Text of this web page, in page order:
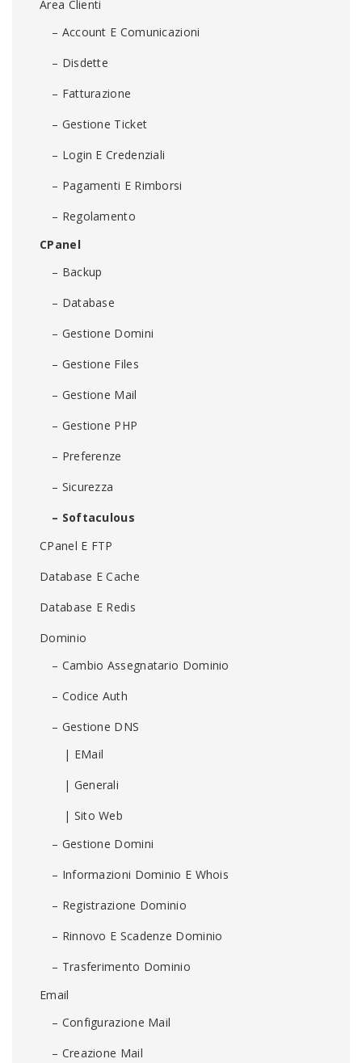
Area Clienti
– Account E Comunicazioni
– Disdette
– Fatturazione
– Gestione Ticket
– Login E Credenziali
– Pagamenti E Rimborsi
– Regolamento
CPanel
– Backup
– Database
– Gestione Domini
– Gestione Files
– Gestione Mail
– Gestione PHP
– Preferenze
– Sicurezza
– Softaculous
CPanel E FTP
Database E Cache
Database E Redis
Dominio
– Cambio Assegnatario Dominio
– Codice Auth
– Gestione DNS
| EMail
| Generali
| Sito Web
– Gestione Domini
– Informazioni Dominio E Whois
– Registrazione Dominio
– Rinnovo E Scadenze Dominio
– Trasferimento Dominio
Email
– Configurazione Mail
– Creazione Mail